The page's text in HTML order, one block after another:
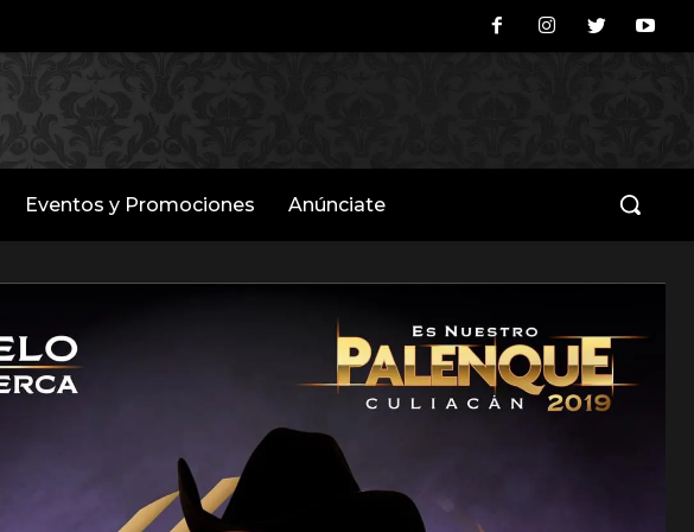
Eventos y Promociones Anúnciate